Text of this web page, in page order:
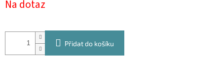
cena:
Na dotaz
Přidat do košíku